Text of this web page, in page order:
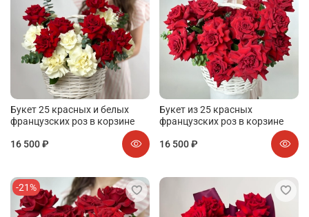
Букет 25 красных и белых
французских роз в корзине
16 500 ₽
Букет из 25 красных
французских роз в корзине
16 500 ₽
-21%